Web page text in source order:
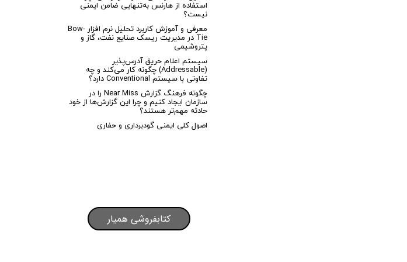
استفاده از هارنس به‌تنهایی ضامن ایمنی
نیست؟
معرفی و آموزش کاربرد تحلیل نرم افزار Bow-
Tie در مدیریت ریسک صنایع نفت، گاز و
پتروشیمی
سیستم اعلام حریق آدرس‌پذیر
(Addressable) چگونه کار می‌کند و چه
تفاوتی با سیستم Conventional دارد؟
چگونه فرهنگ گزارش Near Miss را در
سازمان ایجاد کنیم و چرا این گزارش‌ها از خود
حادثه مهم‌تر هستند؟
اصول کلی ایمنی گودبرداری و حفاری
کتابفروشی همیار